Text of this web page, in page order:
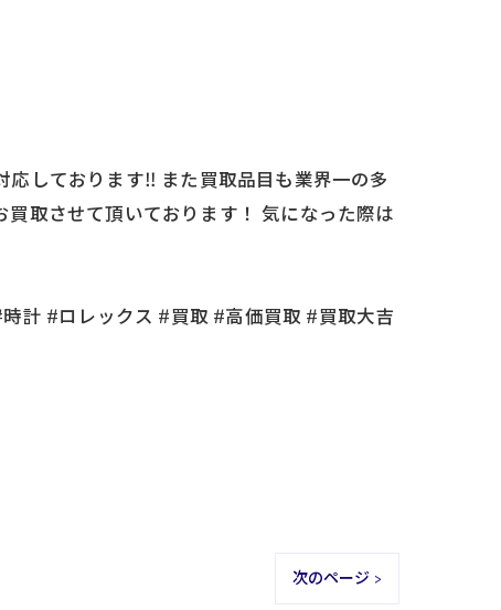
しております‼️ また買取品目も業界一の多
取させて頂いております！ 気になった際は
計 #ロレックス #買取 #高価買取 #買取大吉
次のページ >